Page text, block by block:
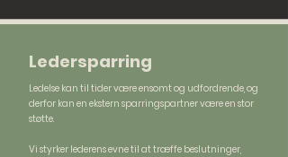
Ledersparring
Ledelse kan til tider være ensomt og udfordrende, og
derfor kan en ekstern sparringspartner være en stor
støtte.
Vi styrker lederens evne til at træffe beslutninger,